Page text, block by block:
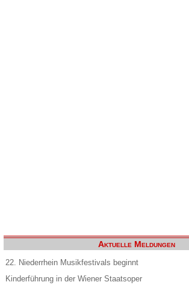
Aktuelle Meldungen
22. Niederrhein Musikfestivals beginnt
Kinderführung in der Wiener Staatsoper